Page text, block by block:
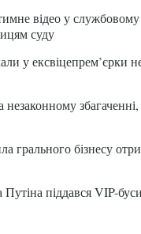
відео у службовому
суду
у ексвіцепрем’єрки
грального бізнесу
піддався VIP-